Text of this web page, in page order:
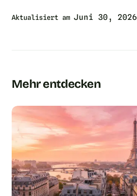
Aktualisiert am Juni 30, 2026
Mehr entdecken